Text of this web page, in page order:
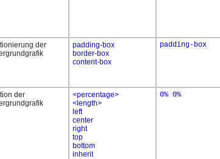
der
padding-box
border-box
content-box
padding-box
der
<percentage>
<length>
left
center
right
top
bottom
inherit
0% 0%